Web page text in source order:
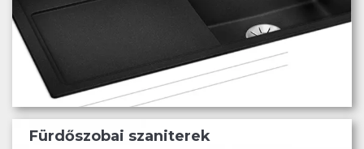
Fürdőszobai szaniterek